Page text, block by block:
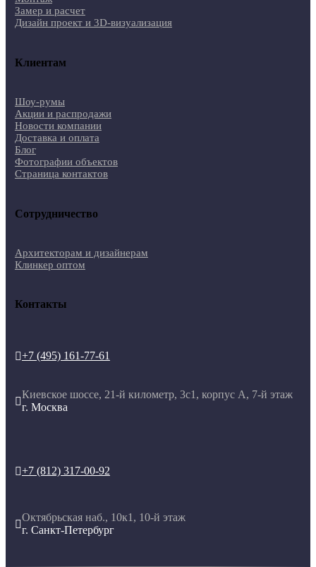
Замер и расчет
Дизайн проект и 3D-визуализация
Клиентам
Шоу-румы
Акции и распродажи
Новости компании
Доставка и оплата
Блог
Фотографии объектов
Страница контактов
Сотрудничество
Архитекторам и дизайнерам
Клинкер оптом
Контакты
+7 (495) 161-77-61

Киевское шоссе, 21-й километр, 3с1, корпус А, 7-й этаж
г. Москва
+7 (812) 317-00-92

Октябрьская наб., 10к1, 10-й этаж
г. Санкт-Петербург